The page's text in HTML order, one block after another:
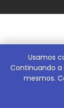
Mundos
Publicações
Conheça
Usamos
Continuando
mesmos.